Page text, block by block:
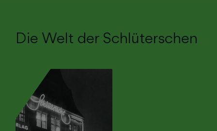
Die Welt der Schlüterschen